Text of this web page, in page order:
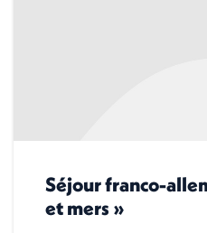
Séjour franco-
et mers »